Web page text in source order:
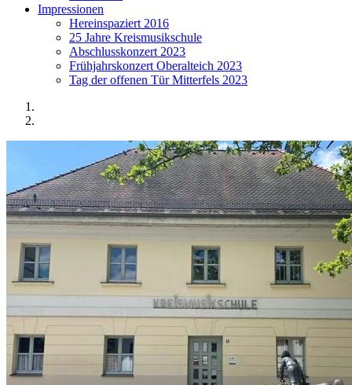
Impressionen
Hereinspaziert 2016
25 Jahre Kreismusikschule
Abschlusskonzert 2023
Frühjahrskonzert Oberalteich 2023
Tag der offenen Tür Mitterfels 2023